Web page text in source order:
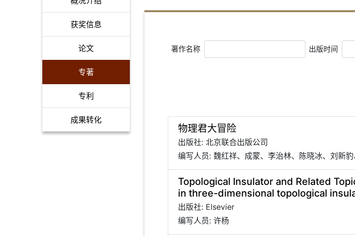
获奖信息
论文
专著
专利
成果转化
著作名称 出版时间
物理君大冒险
出版社: 北京联合出版公司
编写人员: 魏红祥、成蒙、李治林、陈晓冰、刘新
Topological Insulator and Related
in three-dimensional topological
出版社: Elsevier
编写人员: 许杨